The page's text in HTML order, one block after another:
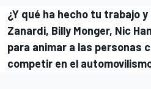
¿Y qué ha hecho tu trabajo
Zanardi, Billy Monger, Nic
para animar a las personas
competir en el